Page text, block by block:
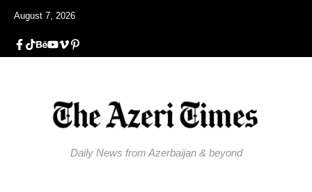
August 7, 2026
Daily News from Azerbaijan & beyond